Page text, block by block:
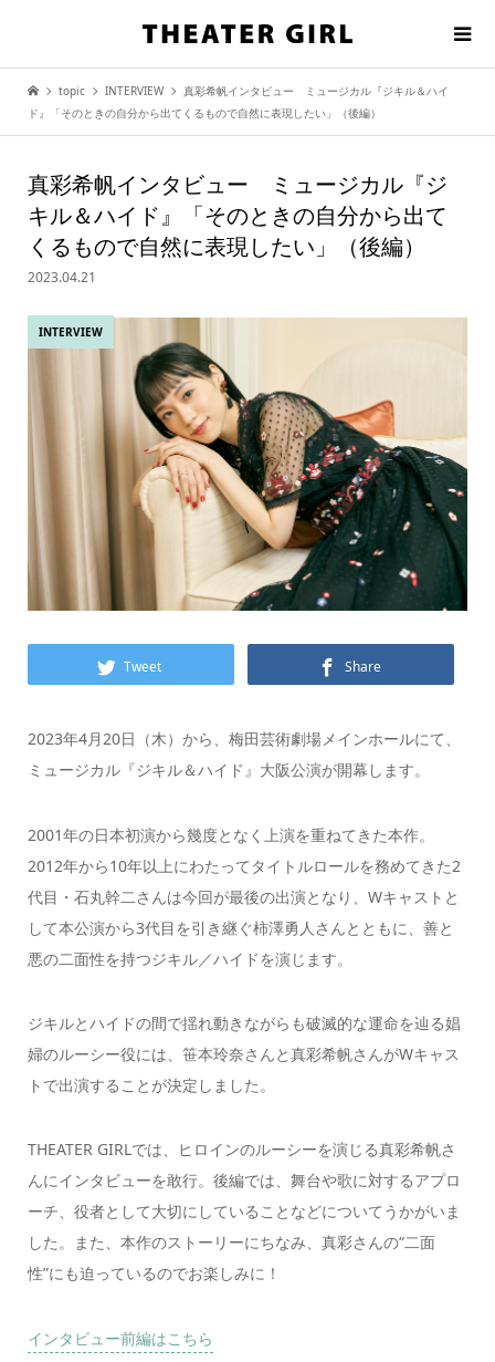
topic INTERVIEW
真彩希帆インタビュー ミュージカル『ジキル＆ハイ
ド』「そのときの自分から出てくるもので自然に表現したい」（後編）
真彩希帆インタビュー ミュージカル『ジ
キル＆ハイド』「そのときの自分から出て
くるもので自然に表現したい」（後編）
2023.04.21
INTERVIEW
Tweet Share
2023年4月20日（木）から、梅田芸術劇場メインホールにて、
ミュージカル『ジキル＆ハイド』大阪公演が開幕します。
2001年の日本初演から幾度となく上演を重ねてきた本作。
2012年から10年以上にわたってタイトルロールを務めてきた2
代目・石丸幹二さんは今回が最後の出演となり、Wキャストと
して本公演から3代目を引き継ぐ柿澤勇人さんとともに、善と
悪の二面性を持つジキル／ハイドを演じます。
ジキルとハイドの間で揺れ動きながらも破滅的な運命を辿る娼
婦のルーシー役には、笹本玲奈さんと真彩希帆さんがWキャス
トで出演することが決定しました。
THEATER GIRLでは、ヒロインのルーシーを演じる真彩希帆さ
んにインタビューを敢行。後編では、舞台や歌に対するアプロ
ーチ、役者として大切にしていることなどについてうかがいま
した。また、本作のストーリーにちなみ、真彩さんの“二面
性”にも迫っているのでお楽しみに！
インタビュー前編はこちら